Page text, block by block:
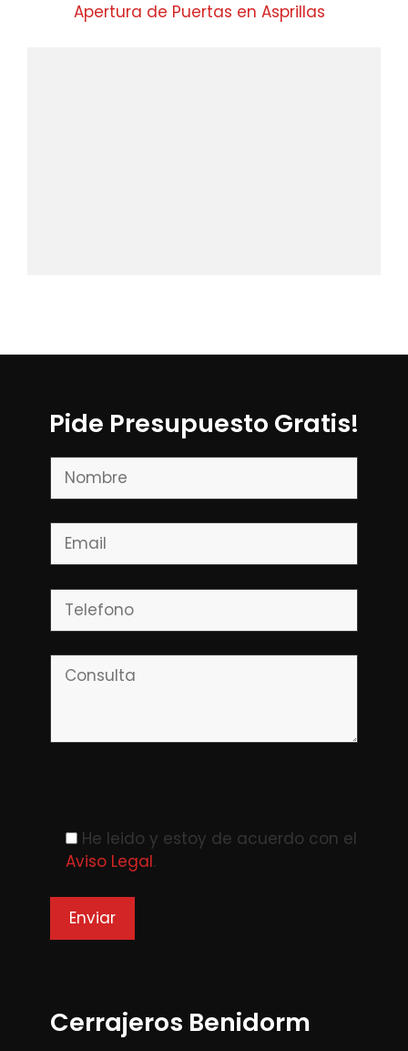
Apertura de Puertas en Asprillas
Pide Presupuesto Gratis!
He leido y estoy de acuerdo con el
Aviso Legal.
Cerrajeros Benidorm